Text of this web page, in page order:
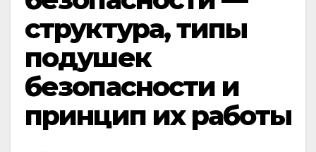
структура, типы
подушек
безопасности и
принцип их работы